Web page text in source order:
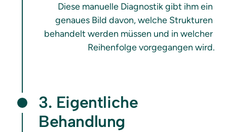
Diese manuelle Diagnostik gibt ihm ein
genaues Bild davon, welche Strukturen
behandelt werden müssen und in welcher
3. Eigentliche
Behandlung